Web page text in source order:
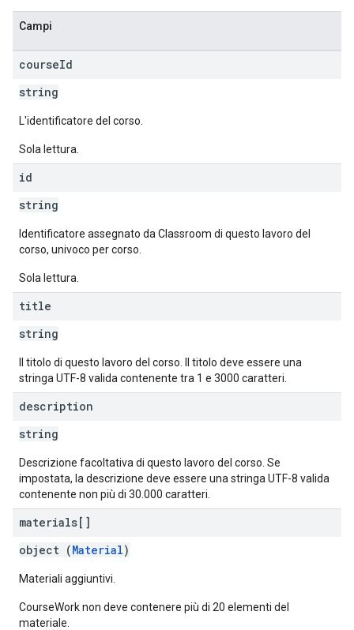
Campi
courseId
string
L'identificatore del corso.
Sola lettura.
id
string
Identificatore assegnato da Classroom di questo lavoro del
corso, univoco per corso.
Sola lettura.
title
string
Il titolo di questo lavoro del corso. Il titolo deve essere una
stringa UTF-8 valida contenente tra 1 e 3000 caratteri.
description
string
Descrizione facoltativa di questo lavoro del corso. Se
impostata, la descrizione deve essere una stringa UTF-8 valida
contenente non più di 30.000 caratteri.
materials[]
object (Material)
Materiali aggiuntivi.
CourseWork non deve contenere più di 20 elementi del
materiale.